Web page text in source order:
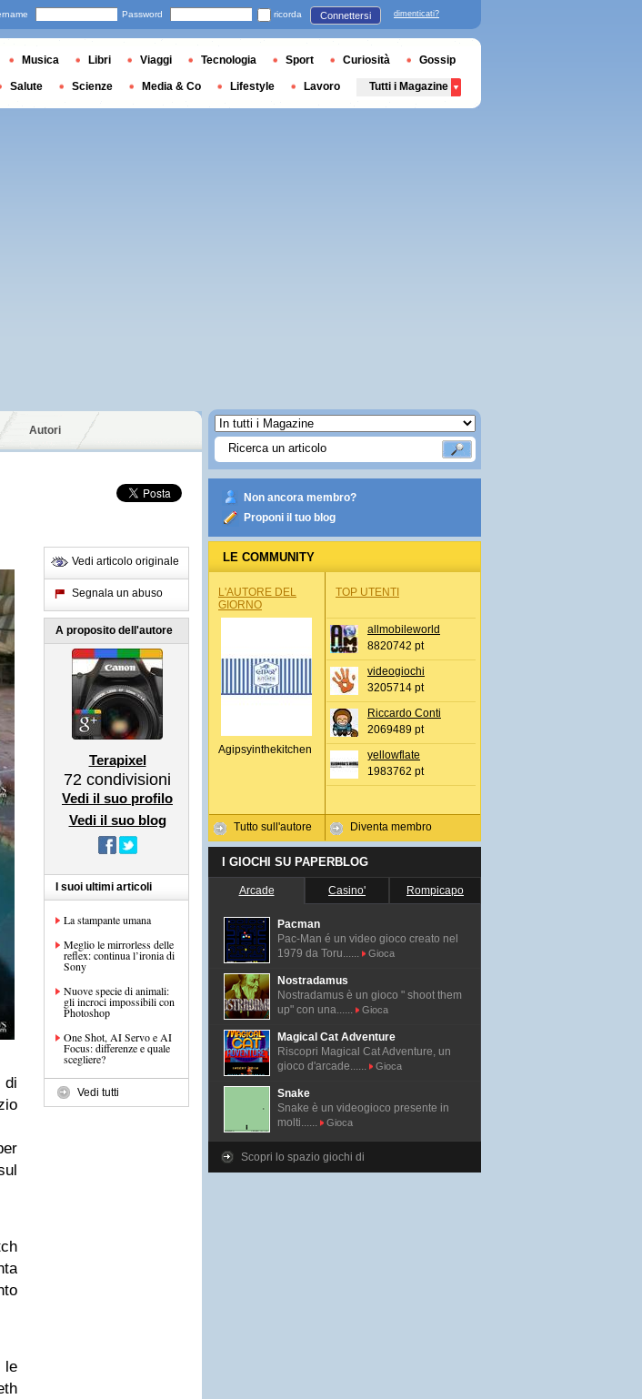
Autori
di
le
Vedi articolo originale
Segnala un abuso
A proposito dell'autore
Terapixel
72 condivisioni
Vedi il suo profilo
Vedi il suo blog
I suoi ultimi articoli
La stampante umana
Meglio le mirrorless delle
reflex: continua l’ironia di
Sony
Nuove specie di animali:
gli incroci impossibili con
Photoshop
One Shot, AI Servo e AI
Focus: differenze e quale
scegliere?
Vedi tutti
Non ancora membro?
Proponi il tuo blog
LE COMMUNITY
L'AUTORE DEL
GIORNO
Agipsyinthekitchen
Tutto sull'autore
TOP UTENTI
allmobileworld
8820742 pt
videogiochi
3205714 pt
Riccardo Conti
2069489 pt
yellowflate
1983762 pt
Diventa membro
I GIOCHI SU PAPERBLOG
Arcade Casino' Rompicapo
Pacman
Pac-Man é un video gioco creato nel
1979 da Toru......
Gioca
Nostradamus
Nostradamus è un gioco " shoot them
up" con una......
Gioca
Magical Cat Adventure
Riscopri Magical Cat Adventure, un
gioco d'arcade......
Gioca
Snake
Snake è un videogioco presente in
molti......
Gioca
Scopri lo spazio giochi di
Password ricorda Connettersi dimenticati?
Musica Libri Viaggi Tecnologia Sport Curiosità Gossip
Salute Scienze Media & Co Lifestyle Lavoro Tutti i Magazine